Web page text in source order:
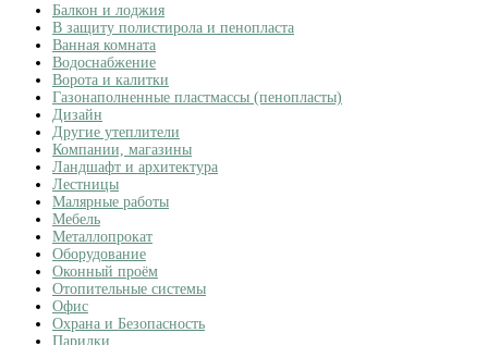
Балкон и лоджия
В защиту полистирола и пенопласта
Ванная комната
Водоснабжение
Ворота и калитки
Газонаполненные пластмассы (пенопласты)
Дизайн
Другие утеплители
Компании, магазины
Ландшафт и архитектура
Лестницы
Малярные работы
Мебель
Металлопрокат
Оборудование
Оконный проём
Отопительные системы
Офис
Охрана и Безопасность
Парилки